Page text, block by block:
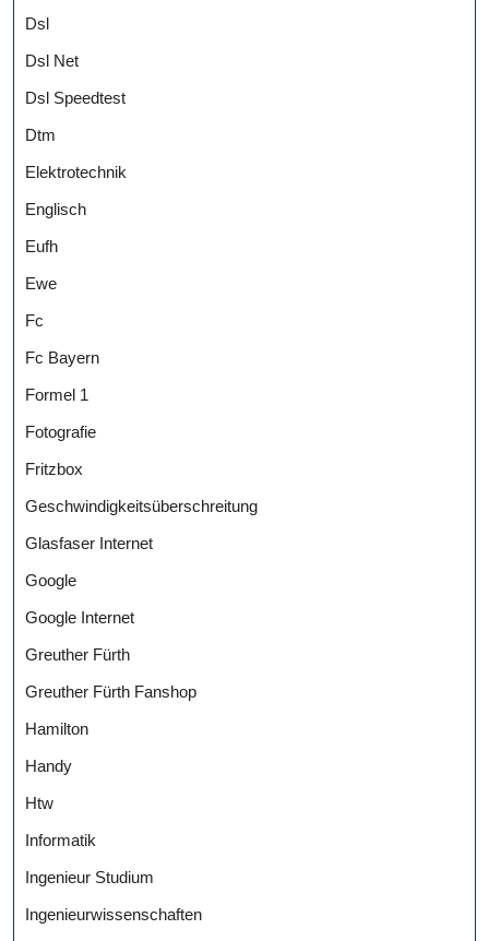
Dsl
Dsl Net
Dsl Speedtest
Dtm
Elektrotechnik
Englisch
Eufh
Ewe
Fc
Fc Bayern
Formel 1
Fotografie
Fritzbox
Geschwindigkeitsüberschreitung
Glasfaser Internet
Google
Google Internet
Greuther Fürth
Greuther Fürth Fanshop
Hamilton
Handy
Htw
Informatik
Ingenieur Studium
Ingenieurwissenschaften